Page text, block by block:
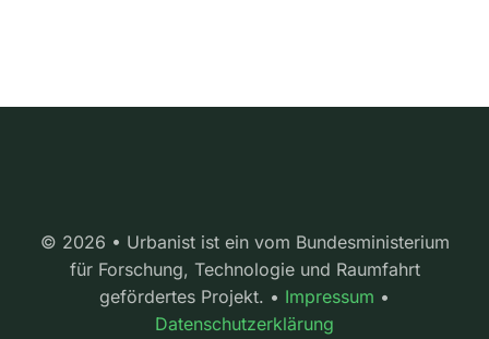
© 2026 • Urbanist ist ein vom Bundesministerium
für Forschung, Technologie und Raumfahrt
gefördertes Projekt. • Impressum •
Datenschutzerklärung